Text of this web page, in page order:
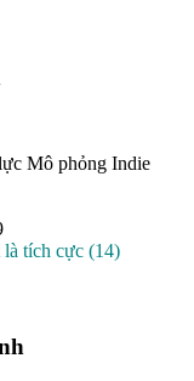
Mô phỏng Indie
là tích cực (14)